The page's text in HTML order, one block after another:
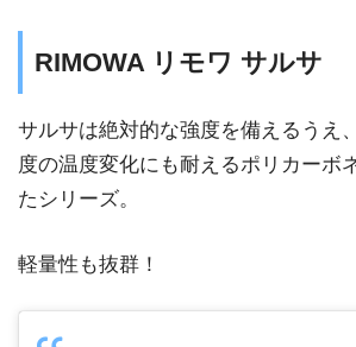
RIMOWA リモワ サルサ
サルサは絶対的な強度を備えるうえ
度の温度変化にも耐えるポリカーボ
たシリーズ。
軽量性も抜群！